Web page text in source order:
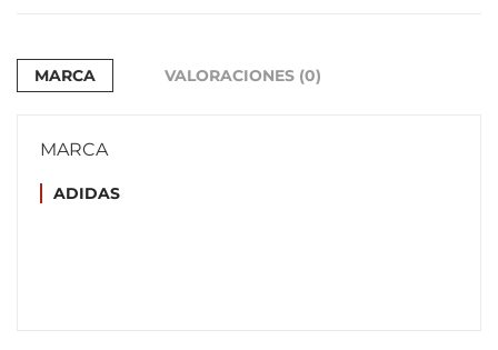
MARCA VALORACIONES (0)
MARCA
ADIDAS